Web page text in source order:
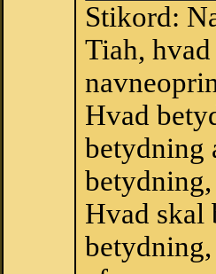
Stikord:
Tiah,
Hvad
betydning
Hvad skal